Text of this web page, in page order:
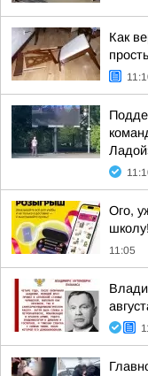
Как
Ого,
школу!
11:05